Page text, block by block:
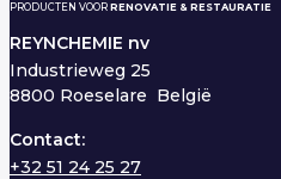
PRODUCTEN VOOR RENOVATIE & RESTAURATIE
REYNCHEMIE nv
Industrieweg 25
8800 Roeselare België
Contact:
+32 51 24 25 27